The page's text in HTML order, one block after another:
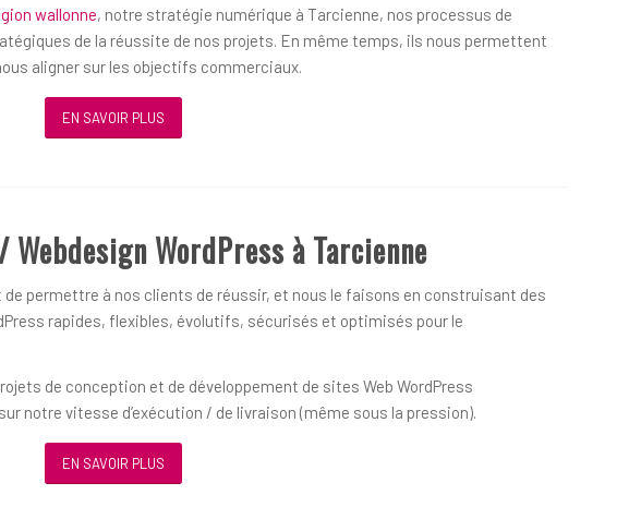
wallonne, notre stratégie numérique à Tarcienne, nos processus de
de la réussite de nos projets. En même temps, ils nous permettent
aligner sur les objectifs commerciaux.
EN SAVOIR PLUS
Webdesign WordPress à Tarcienne
de permettre à nos clients de réussir, et nous le faisons en construisant des
rapides, flexibles, évolutifs, sécurisés et optimisés pour le
de conception et de développement de sites Web WordPress
notre vitesse d’exécution / de livraison (même sous la pression).
EN SAVOIR PLUS